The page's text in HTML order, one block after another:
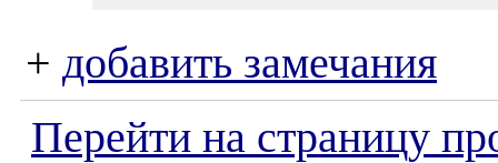
+ добавить замечания
Перейти на страницу